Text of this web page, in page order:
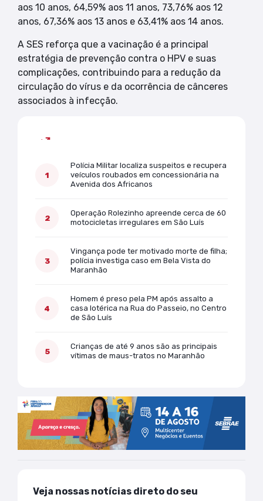
aos 10 anos, 64,59% aos 11 anos, 73,76% aos 12
anos, 67,36% aos 13 anos e 63,41% aos 14 anos.
A SES reforça que a vacinação é a principal
estratégia de prevenção contra o HPV e suas
complicações, contribuindo para a redução da
circulação do vírus e da ocorrência de cânceres
associados à infecção.
Polícia Militar localiza suspeitos e recupera
veículos roubados em concessionária na
Avenida dos Africanos
Operação Rolezinho apreende cerca de 60
motocicletas irregulares em São Luís
Vingança pode ter motivado morte de filha;
polícia investiga caso em Bela Vista do
Maranhão
Homem é preso pela PM após assalto a
casa lotérica na Rua do Passeio, no Centro
de São Luís
Crianças de até 9 anos são as principais
vítimas de maus-tratos no Maranhão
Veja nossas notícias direto do seu